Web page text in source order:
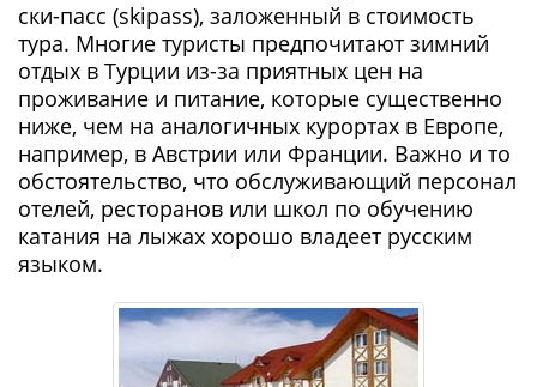
ски-пасc (skipass), заложенный в стоимость
тура. Многие туристы предпочитают зимний
отдых в Турции из-за приятных цен на
проживание и питание, которые существенно
ниже, чем на аналогичных курортах в Европе,
например, в Австрии или Франции. Важно и то
обстоятельство, что обслуживающий персонал
отелей, ресторанов или школ по обучению
катания на лыжах хорошо владеет русским
языком.